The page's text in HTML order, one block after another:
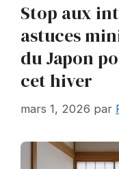
Stop aux
astuces
du Japon
cet hiver
mars 1, 2026 par